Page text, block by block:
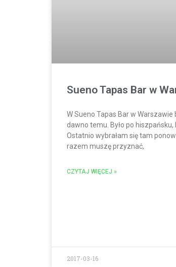
Sueno Tapas Bar w
W Sueno Tapas Bar w Warszawie
dawno temu. Było po hiszpańsku,
Ostatnio wybrałam się tam
razem muszę przyznać,
CZYTAJ WIĘCEJ »
2017-03-16